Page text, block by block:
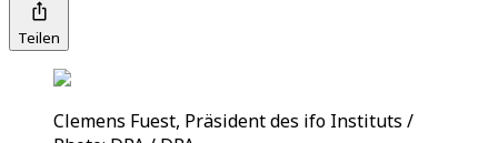
Teilen
Clemens Fuest, Präsident des ifo Instituts /